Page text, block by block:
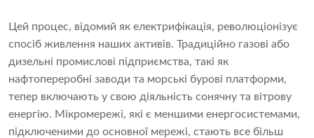
Цей процес, відомий як електрифікація, революціонізує
спосіб живлення наших активів. Традиційно газові або
дизельні промислові підприємства, такі як
нафтопереробні заводи та морські бурові платформи,
тепер включають у свою діяльність сонячну та вітрову
енергію. Мікромережі, які є меншими енергосистемами,
підключеними до основної мережі, стають все більш